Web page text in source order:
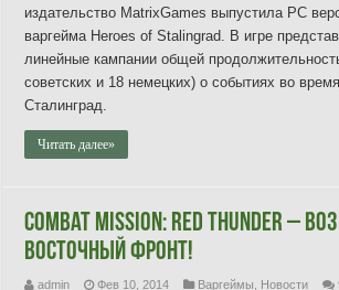
издательство MatrixGames выпустила PC
варгейма Heroes of Stalingrad. В игре
линейные кампании общей
советских и 18 немецких) о событиях во
Сталинград.
Читать далее»
Combat Mission: Red Thunder –
Восточный фронт!
admin Фев 10, 2014 Варгеймы Новости